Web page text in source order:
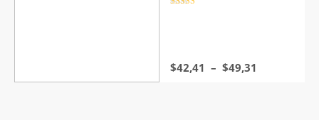
$42,41 – $49,31